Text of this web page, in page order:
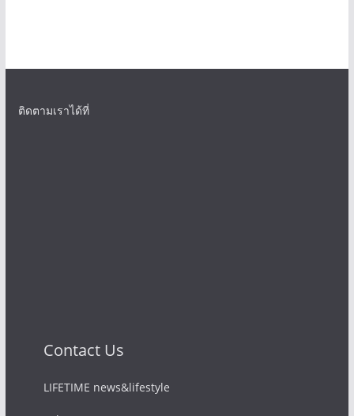
ติดตามเราได้ที่
Contact Us
LIFETIME news&lifestyle